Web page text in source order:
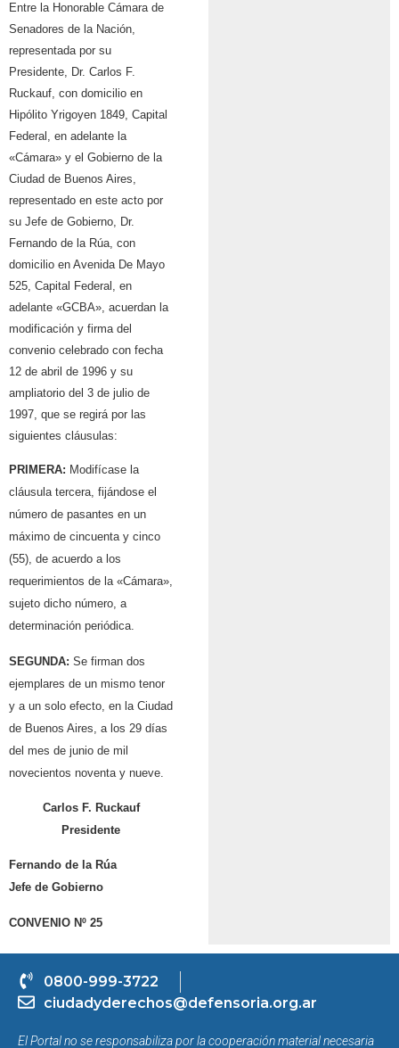
Entre la Honorable Cámara de
Senadores de la Nación,
representada por su
Presidente, Dr. Carlos F.
Ruckauf, con domicilio en
Hipólito Yrigoyen 1849, Capital
Federal, en adelante la
«Cámara» y el Gobierno de la
Ciudad de Buenos Aires,
representado en este acto por
su Jefe de Gobierno, Dr.
Fernando de la Rúa, con
domicilio en Avenida De Mayo
525, Capital Federal, en
adelante «GCBA», acuerdan la
modificación y firma del
convenio celebrado con fecha
12 de abril de 1996 y su
ampliatorio del 3 de julio de
1997, que se regirá por las
siguientes cláusulas:
PRIMERA: Modifícase la
cláusula tercera, fijándose el
número de pasantes en un
máximo de cincuenta y cinco
(55), de acuerdo a los
requerimientos de la «Cámara»,
sujeto dicho número, a
determinación periódica.
SEGUNDA: Se firman dos
ejemplares de un mismo tenor
y a un solo efecto, en la Ciudad
de Buenos Aires, a los 29 días
del mes de junio de mil
novecientos noventa y nueve.
Carlos F. Ruckauf
Presidente
Fernando de la Rúa
Jefe de Gobierno
CONVENIO Nº 25
0800-999-3722
ciudadyderechos@defensoria.org.ar
El Portal no se responsabiliza por la cooperación material necesaria